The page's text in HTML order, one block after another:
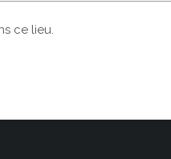
ce lieu.